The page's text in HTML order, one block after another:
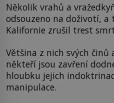
Několik vrahů a
odsouzeno na doživotí,
Kalifornie zrušil trest
Většina z nich svých
někteří jsou zavření
hloubku jejich
manipulace.